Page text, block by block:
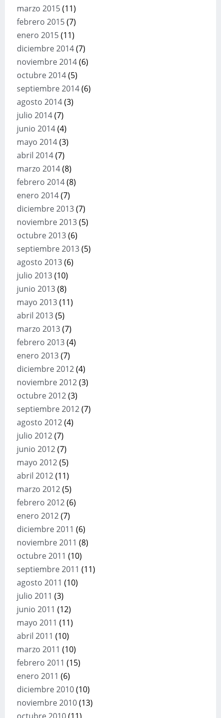
marzo 2015(11)
febrero 2015(7)
enero 2015(11)
diciembre 2014(7)
noviembre 2014(6)
octubre 2014(5)
septiembre 2014(6)
agosto 2014(3)
julio 2014(7)
junio 2014(4)
mayo 2014(3)
abril 2014(7)
marzo 2014(8)
febrero 2014(8)
enero 2014(7)
diciembre 2013(7)
noviembre 2013(5)
octubre 2013(6)
septiembre 2013(5)
agosto 2013(6)
julio 2013(10)
junio 2013(8)
mayo 2013(11)
abril 2013(5)
marzo 2013(7)
febrero 2013(4)
enero 2013(7)
diciembre 2012(4)
noviembre 2012(3)
octubre 2012(3)
septiembre 2012(7)
agosto 2012(4)
julio 2012(7)
junio 2012(7)
mayo 2012(5)
abril 2012(11)
marzo 2012(5)
febrero 2012(6)
enero 2012(7)
diciembre 2011 (6)
noviembre 2011 (8)
octubre 2011 (10)
septiembre 2011 (11)
agosto 2011 (10)
julio 2011 (3)
junio 2011 (12)
mayo 2011 (11)
abril 2011 (10)
marzo 2011 (10)
febrero 2011 (15)
enero 2011 (6)
diciembre 2010(10)
noviembre 2010(13)